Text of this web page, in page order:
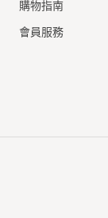
購物指南
會員服務